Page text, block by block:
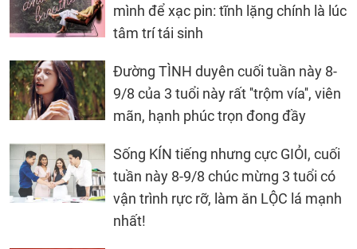
mình để xạc pin: tĩnh lặng chính là lúc
tâm trí tái sinh
Đường TÌNH duyên cuối tuần này 8-
9/8 của 3 tuổi này rất ''trộm vía'', viên
mãn, hạnh phúc trọn đong đầy
Sống KÍN tiếng nhưng cực GIỎI, cuối
tuần này 8-9/8 chúc mừng 3 tuổi có
vận trình rực rỡ, làm ăn LỘC lá mạnh
nhất!